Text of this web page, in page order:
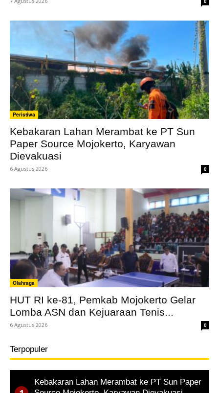
Peristiwa
Kebakaran Lahan Merambat ke PT Sun
Paper Source Mojokerto, Karyawan
Dievakuasi
6 Agustus 2026 0
Olahraga
HUT RI ke-81, Pemkab Mojokerto Gelar
Lomba ASN dan Kejuaraan Tenis...
6 Agustus 2026 0
Terpopuler
Kebakaran Lahan Merambat ke PT Sun Paper